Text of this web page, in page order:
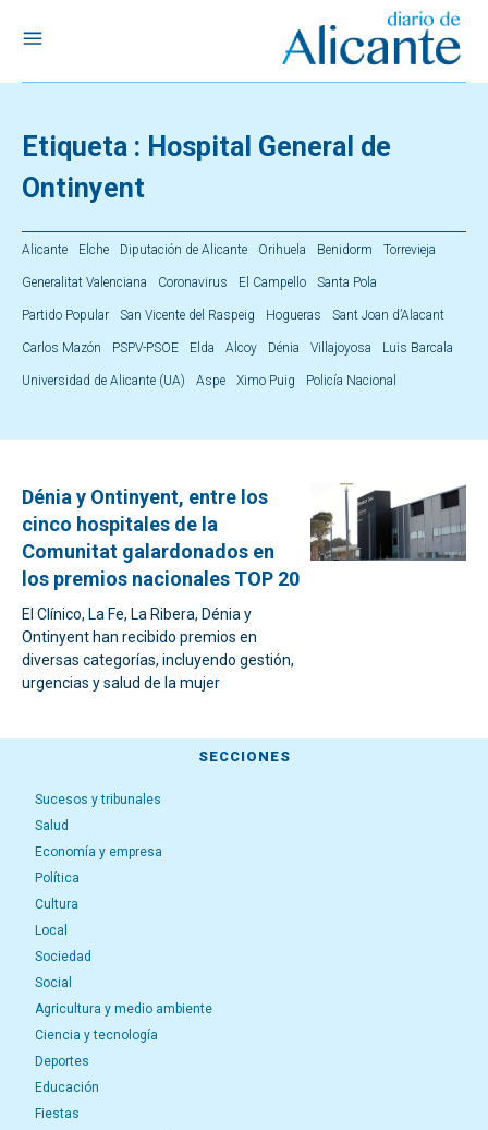
Etiqueta : Hospital General de
Ontinyent
Alicante Elche Diputación de Alicante Orihuela Benidorm Torrevieja
Generalitat Valenciana Coronavirus El Campello Santa Pola
Partido Popular San Vicente del Raspeig Hogueras Sant Joan d’Alacant
Carlos Mazón PSPV-PSOE Elda Alcoy Dénia Villajoyosa Luis Barcala
Universidad de Alicante (UA) Aspe Ximo Puig Policía Nacional
Dénia y Ontinyent, entre los
cinco hospitales de la
Comunitat galardonados en
los premios nacionales TOP 20
El Clínico, La Fe, La Ribera, Dénia y
Ontinyent han recibido premios en
diversas categorías, incluyendo gestión,
urgencias y salud de la mujer
SECCIONES
Sucesos y tribunales
Salud
Economía y empresa
Política
Cultura
Local
Sociedad
Social
Agricultura y medio ambiente
Ciencia y tecnología
Deportes
Educación
Fiestas